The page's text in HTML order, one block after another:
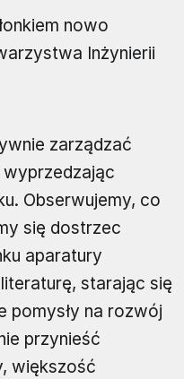
nowo
Inżynierii
zarządzać
Obserwujemy, co
się dostrzec
aparatury
starając się
pomysły na rozwój
przynieść
większość